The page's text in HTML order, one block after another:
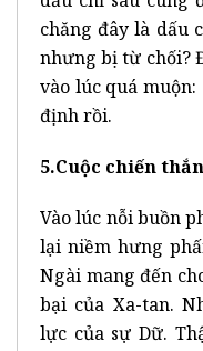
chăng đây là dấu
nhưng bị từ chối?
vào lúc quá
định rồi.
5.Cuộc chiến
Vào lúc nỗi buồn
lại niềm hưng
Ngài mang đến
bại của Xa-tan.
lực của sự Dữ.